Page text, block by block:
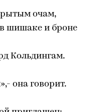
очам,
шишаке и броне
Кольдингам.
она говорит.